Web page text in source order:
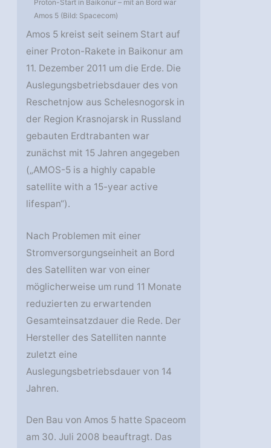
Proton-Start in Baikonur – mit an Bord war
Amos 5 (Bild: Spacecom)
Amos 5 kreist seit seinem Start auf
einer Proton-Rakete in Baikonur am
11. Dezember 2011 um die Erde. Die
Auslegungsbetriebsdauer des von
Reschetnjow aus Schelesnogorsk in
der Region Krasnojarsk in Russland
gebauten Erdtrabanten war
zunächst mit 15 Jahren angegeben
(„AMOS-5 is a highly capable
satellite with a 15-year active
lifespan“).
Nach Problemen mit einer
Stromversorgungseinheit an Bord
des Satelliten war von einer
möglicherweise um rund 11 Monate
reduzierten zu erwartenden
Gesamteinsatzdauer die Rede. Der
Hersteller des Satelliten nannte
zuletzt eine
Auslegungsbetriebsdauer von 14
Jahren.
Den Bau von Amos 5 hatte Spaceom
am 30. Juli 2008 beauftragt. Das